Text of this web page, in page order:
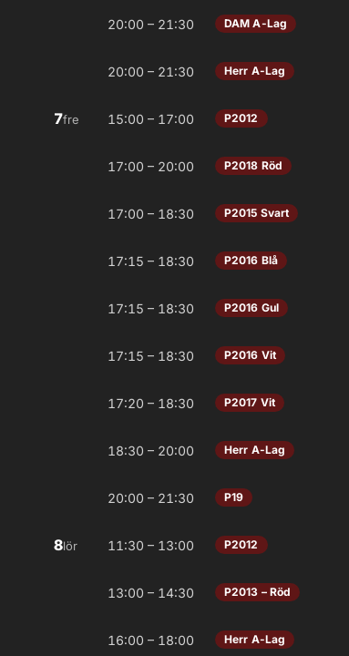
20:00 – 21:30 DAM A-Lag
20:00 – 21:30 Herr A-Lag
7fre 15:00 – 17:00 P2012
17:00 – 20:00 P2018 Röd
17:00 – 18:30 P2015 Svart
17:15 – 18:30 P2016 Blå
17:15 – 18:30 P2016 Gul
17:15 – 18:30 P2016 Vit
17:20 – 18:30 P2017 Vit
18:30 – 20:00 Herr A-Lag
20:00 – 21:30 P19
8lör 11:30 – 13:00 P2012
13:00 – 14:30 P2013 – Röd
16:00 – 18:00 Herr A-Lag